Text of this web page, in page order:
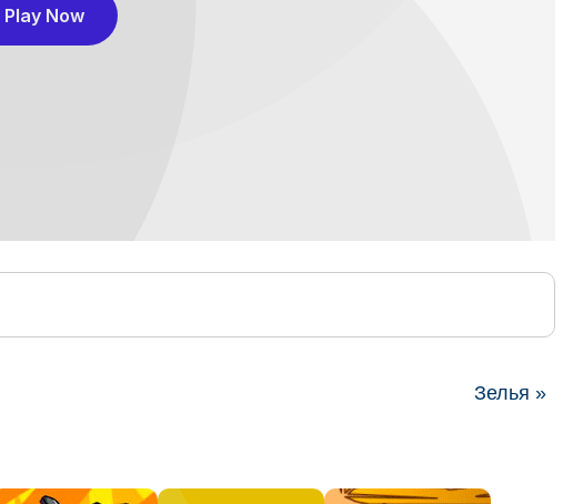
Зелья »